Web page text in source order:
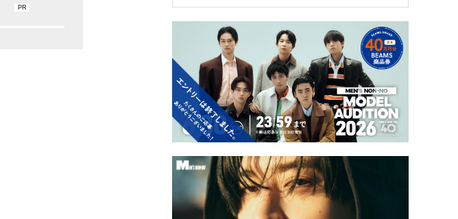
で作る旬ヘアのテクニッ
もカラバリも豊富だから
。装う喜び、明るいスピ
前だと様子がおかしい
関係性